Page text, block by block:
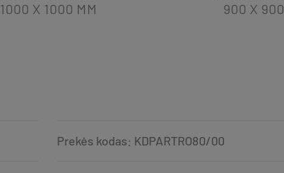
1000 X 1000 MM
900 X 900
Prekės kodas: KDPARTRO80/00